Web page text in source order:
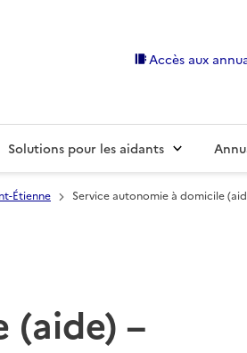
Accès aux
Solutions pour les aidants
Étienne Service autonomie à domicile
(aide) –